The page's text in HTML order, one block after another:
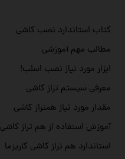
کتاب استاندارد نصب کاشی
مطالب مهم آموزشی
ابزار مورد نیاز نصب اسلب!
معرفی سیستم تراز کاشی
مقدار مورد نیاز همتراز کاشی
آموزش استفاده از هم تراز کاشی
استاندارد هم تراز کاشی کاریزما